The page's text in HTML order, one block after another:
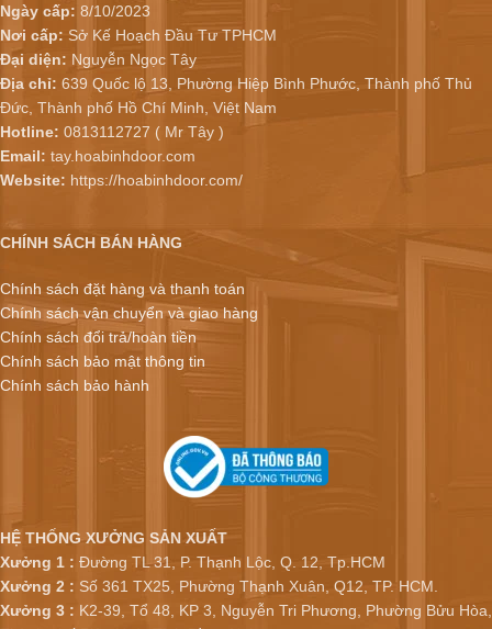
Ngày cấp: 8/10/2023
Nơi cấp: Sở Kế Hoạch Đầu Tư TPHCM
Đại diện: Nguyễn Ngọc Tây
Địa chỉ: 639 Quốc lộ 13, Phường Hiệp Bình Phước, Thành phố Thủ
Đức, Thành phố Hồ Chí Minh, Việt Nam
Hotline: 0813112727 ( Mr Tây )
Email: tay.hoabinhdoor.com
Website: https://hoabinhdoor.com/
CHÍNH SÁCH BÁN HÀNG
Chính sách đặt hàng và thanh toán
Chính sách vận chuyển và giao hàng
Chính sách đổi trả/hoàn tiền
Chính sách bảo mật thông tin
Chính sách bảo hành
HỆ THỐNG XƯỞNG SẢN XUẤT
Xưởng 1 : Đường TL 31, P. Thạnh Lộc, Q. 12, Tp.HCM
Xưởng 2 : Số 361 TX25, Phường Thạnh Xuân, Q12, TP. HCM.
Xưởng 3 : K2-39, Tổ 48, KP 3, Nguyễn Tri Phương, Phường Bửu Hòa,